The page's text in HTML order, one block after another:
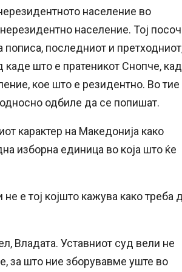
население во
население. Тој
пописа, последниот и
што е пратеникот Снопче,
кое што е резидентно. Во тие
одбиле да се попишат.
карактер на Македонија како
изборна единица во која што ќе
е тој којшто кажува како треба
Владата. Уставниот суд вели не
за што ние зборувавме уште во